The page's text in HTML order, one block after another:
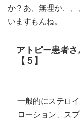
か？あ、無理か、
いますもんね。
アトピー患者
【５】
一般的にステロ
ローション、ス